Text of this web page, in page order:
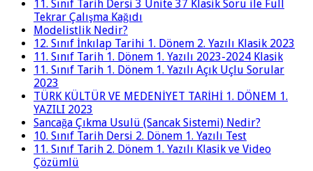
11. Sınıf Tarih Dersi 3 Ünite 37 Klasik Soru ile Full
Tekrar Çalışma Kağıdı
Modelistlik Nedir?
12. Sınıf İnkılap Tarihi 1. Dönem 2. Yazılı Klasik 2023
11. Sınıf Tarih 1. Dönem 1. Yazılı 2023-2024 Klasik
11. Sınıf Tarih 1. Dönem 1. Yazılı Açık Uçlu Sorular
2023
TÜRK KÜLTÜR VE MEDENİYET TARİHİ 1. DÖNEM 1.
YAZILI 2023
Sancağa Çıkma Usulü (Sancak Sistemi) Nedir?
10. Sınıf Tarih Dersi 2. Dönem 1. Yazılı Test
11. Sınıf Tarih 2. Dönem 1. Yazılı Klasik ve Video
Çözümlü